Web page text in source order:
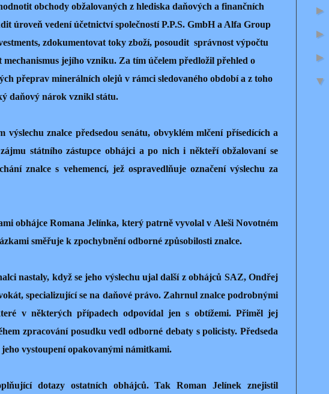
obchody obžalovaných z hlediska daňových a finančních
úroveň vedení účetnictví společností P.P.S. GmbH a Alfa Group
zdokumentovat toky zboží, posoudit správnost výpočtu
mechanismus jejího vzniku. Za tím účelem předložil přehled o
přeprav minerálních olejů v rámci sledovaného období a z toho
daňový nárok vznikl státu.
výslechu znalce předsedou senátu, obvyklém mlčení přísedících a
státního zástupce obhájci a po nich i někteří obžalovaní se
znalce s vehemencí, jež ospravedlňuje označení výslechu za
obhájce Romana Jelínka, který patrně vyvolal v Aleši Novotném
směřuje k zpochybnění odborné způsobilosti znalce.
nastaly, když se jeho výslechu ujal další z obhájců SAZ, Ondřej
specializující se na daňové právo. Zahrnul znalce podrobnými
v některých případech odpovídal jen s obtížemi. Přiměl jej
zpracování posudku vedl odborné debaty s policisty. Předseda
jeho vystoupení opakovanými námitkami.
dotazy ostatních obhájců. Tak Roman Jelínek znejistil
►
►
►
▼